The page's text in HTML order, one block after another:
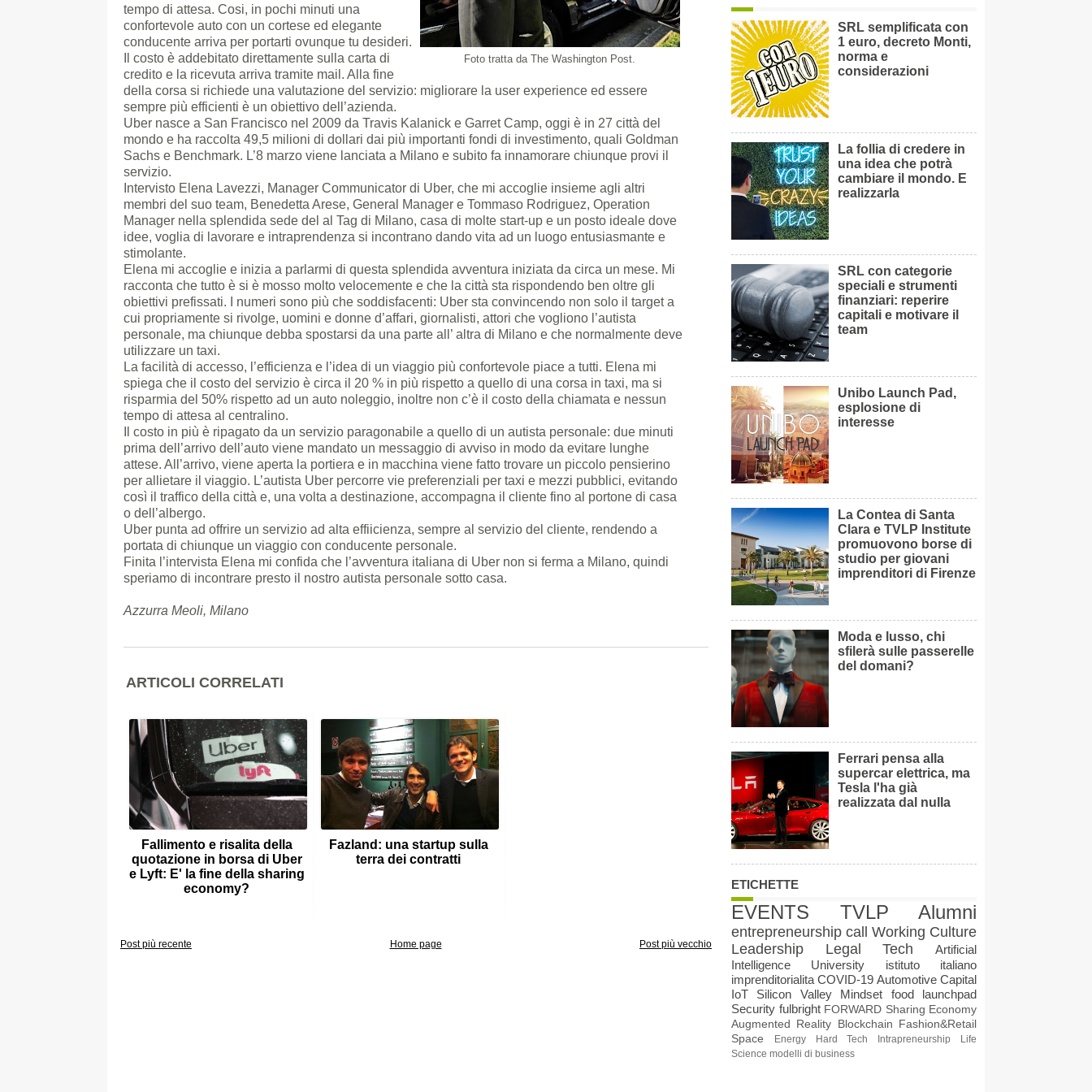
Foto tratta da The Washington Post.
tempo di attesa. Cosi, in pochi minuti una
confortevole auto con un cortese ed elegante
conducente arriva per portarti ovunque tu desideri.
Il costo è addebitato direttamente sulla carta di
credito e la ricevuta arriva tramite mail. Alla fine
della corsa si richiede una valutazione del servizio: migliorare la user experience ed essere
sempre più efficienti è un obiettivo dell’azienda.
Uber nasce a San Francisco nel 2009 da Travis Kalanick e Garret Camp, oggi è in 27 città del
mondo e ha raccolta 49,5 milioni di dollari dai più importanti fondi di investimento, quali Goldman
Sachs e Benchmark. L’8 marzo viene lanciata a Milano e subito fa innamorare chiunque provi il
servizio.
Intervisto Elena Lavezzi, Manager Communicator di Uber, che mi accoglie insieme agli altri
membri del suo team, Benedetta Arese, General Manager e Tommaso Rodriguez, Operation
Manager nella splendida sede del al Tag di Milano, casa di molte start-up e un posto ideale dove
idee, voglia di lavorare e intraprendenza si incontrano dando vita ad un luogo entusiasmante e
stimolante.
Elena mi accoglie e inizia a parlarmi di questa splendida avventura iniziata da circa un mese. Mi
racconta che tutto è si è mosso molto velocemente e che la città sta rispondendo ben oltre gli
obiettivi prefissati. I numeri sono più che soddisfacenti: Uber sta convincendo non solo il target a
cui propriamente si rivolge, uomini e donne d’affari, giornalisti, attori che vogliono l’autista
personale, ma chiunque debba spostarsi da una parte all’ altra di Milano e che normalmente deve
utilizzare un taxi.
La facilità di accesso, l’efficienza e l’idea di un viaggio più confortevole piace a tutti. Elena mi
spiega che il costo del servizio è circa il 20 % in più rispetto a quello di una corsa in taxi, ma si
risparmia del 50% rispetto ad un auto noleggio, inoltre non c’è il costo della chiamata e nessun
tempo di attesa al centralino.
Il costo in più è ripagato da un servizio paragonabile a quello di un autista personale: due minuti
prima dell’arrivo dell’auto viene mandato un messaggio di avviso in modo da evitare lunghe
attese. All’arrivo, viene aperta la portiera e in macchina viene fatto trovare un piccolo pensierino
per allietare il viaggio. L’autista Uber percorre vie preferenziali per taxi e mezzi pubblici, evitando
così il traffico della città e, una volta a destinazione, accompagna il cliente fino al portone di casa
o dell’albergo.
Uber punta ad offrire un servizio ad alta effiicienza, sempre al servizio del cliente, rendendo a
portata di chiunque un viaggio con conducente personale.
Finita l’intervista Elena mi confida che l’avventura italiana di Uber non si ferma a Milano, quindi
speriamo di incontrare presto il nostro autista personale sotto casa.
Azzurra Meoli, Milano
ARTICOLI CORRELATI
Fallimento e risalita della
quotazione in borsa di Uber
e Lyft: E' la fine della sharing
economy?
Fazland: una startup sulla
terra dei contratti
Post più recente Post più vecchio
Home page
SRL semplificata con
1 euro, decreto Monti,
norma e
considerazioni
La follia di credere in
una idea che potrà
cambiare il mondo. E
realizzarla
SRL con categorie
speciali e strumenti
finanziari: reperire
capitali e motivare il
team
Unibo Launch Pad,
esplosione di
interesse
La Contea di Santa
Clara e TVLP Institute
promuovono borse di
studio per giovani
imprenditori di Firenze
Moda e lusso, chi
sfilerà sulle passerelle
del domani?
Ferrari pensa alla
supercar elettrica, ma
Tesla l'ha già
realizzata dal nulla
ETICHETTE
EVENTS TVLP Alumni
entrepreneurship call
Working Culture
Leadership
Legal Tech
Artificial
Intelligence
University
istituto italiano
imprenditorialita COVID-19 Automotive Capital
IoT
Silicon Valley Mindset food
launchpad
Security fulbright FORWARD Sharing Economy
Augmented Reality
Blockchain
Fashion&Retail
Space
Energy Hard Tech Intrapreneurship
Life
Science modelli di business